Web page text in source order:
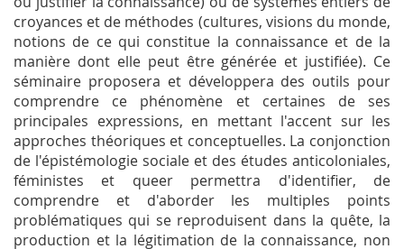
croyances et de méthodes (cultures, visions du monde,
notions de ce qui constitue la connaissance et de la
manière dont elle peut être générée et justifiée). Ce
séminaire proposera et développera des outils pour
comprendre ce phénomène et certaines de ses
principales expressions, en mettant l'accent sur les
approches théoriques et conceptuelles. La conjonction
de l'épistémologie sociale et des études anticoloniales,
féministes et queer permettra d'identifier, de
comprendre et d'aborder les multiples points
problématiques qui se reproduisent dans la quête, la
production et la légitimation de la connaissance, non